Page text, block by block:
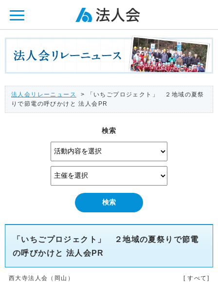
法人会リレーニュース
> 「いちごプロジェクト」 ２地域の夏祭
りで節電の呼びかけと 法人会PR
検索
「いちごプロジェクト」 ２地域の夏祭りで節電
の呼びかけと 法人会PR
西大寺法人会（岡山） [ すべて]